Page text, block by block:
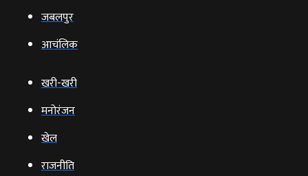
जबलपुर
आचंलिक
खरी-खरी
मनोरंजन
खेल
राजनीति